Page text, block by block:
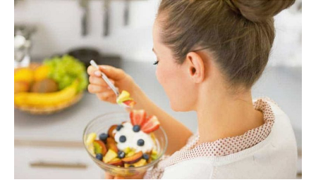
Comer
con
culpa:
cómo
sanar
tu
relación
con
la
comida